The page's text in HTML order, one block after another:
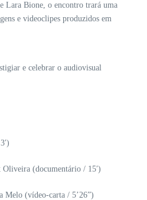
Lara Bione, o encontro trará uma
e videoclipes produzidos em
e celebrar o audiovisual
(documentário / 15′)
Melo (vídeo-carta / 5’26”)